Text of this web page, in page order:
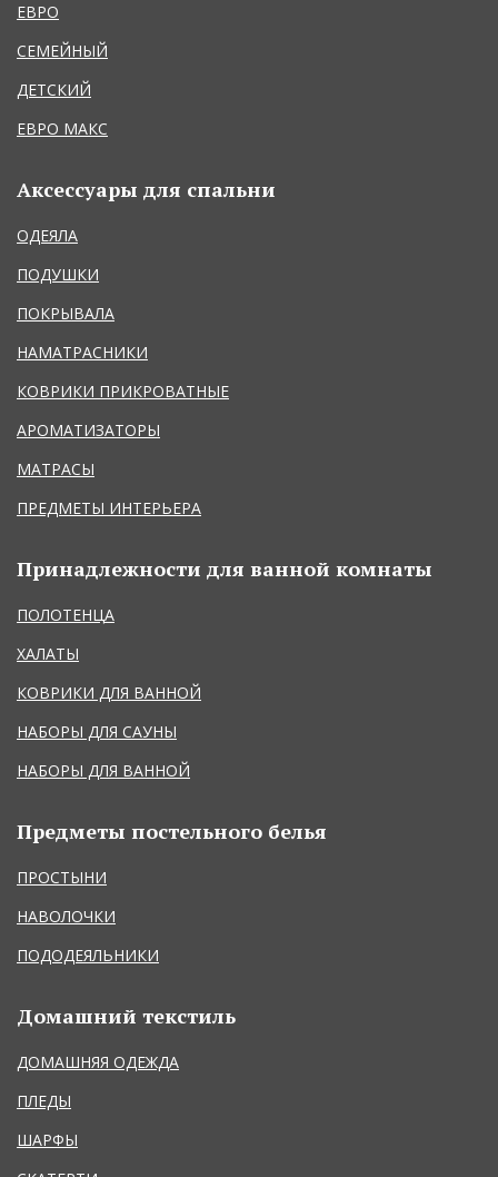
ЕВРО
СЕМЕЙНЫЙ
ДЕТСКИЙ
ЕВРО МАКС
Аксессуары для спальни
ОДЕЯЛА
ПОДУШКИ
ПОКРЫВАЛА
НАМАТРАСНИКИ
КОВРИКИ ПРИКРОВАТНЫЕ
АРОМАТИЗАТОРЫ
МАТРАСЫ
ПРЕДМЕТЫ ИНТЕРЬЕРА
Принадлежности для ванной комнаты
ПОЛОТЕНЦА
ХАЛАТЫ
КОВРИКИ ДЛЯ ВАННОЙ
НАБОРЫ ДЛЯ САУНЫ
НАБОРЫ ДЛЯ ВАННОЙ
Предметы постельного белья
ПРОСТЫНИ
НАВОЛОЧКИ
ПОДОДЕЯЛЬНИКИ
Домашний текстиль
ДОМАШНЯЯ ОДЕЖДА
ПЛЕДЫ
ШАРФЫ